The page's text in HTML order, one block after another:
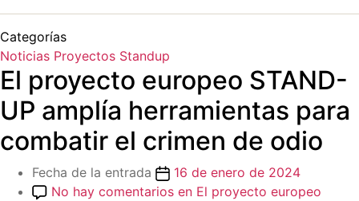
Categorías
Noticias Proyectos Standup
El proyecto europeo STAND-
UP amplía herramientas para
combatir el crimen de odio
Fecha de la entrada
16 de enero de 2024
No hay comentarios en El proyecto europeo